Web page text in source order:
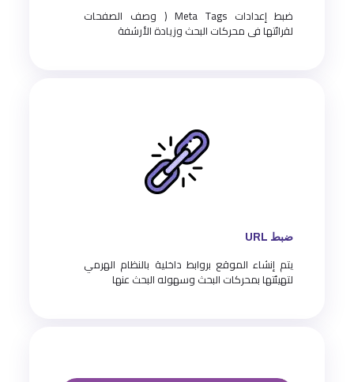
ضبط إعدادات Meta Tags ( وصف الصفحات
لقرائتها فى محركات البحث وزيادة الأرشفة
ضبط URL
يتم إنشاء الموقع بروابط داخلية بالنظام الهرمي
لتهيئتها بمحركات البحث وسهوله البحث عنها